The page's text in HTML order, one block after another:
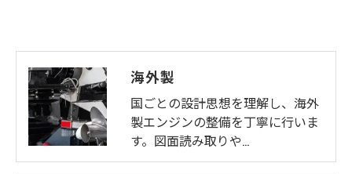
海外製
国ごとの設計思想を理解し、海外
製エンジンの整備を丁寧に行いま
す。図面読み取りや…